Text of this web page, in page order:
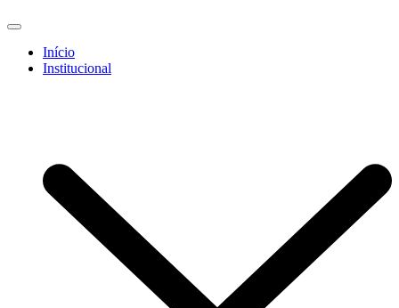
Início
Institucional